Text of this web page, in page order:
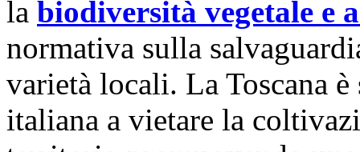
la biodiversità vegetale e
normativa sulla
varietà locali. La Toscana
italiana a vietare la